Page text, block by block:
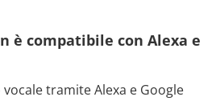
è compatibile con Alexa e
tramite Alexa e Google